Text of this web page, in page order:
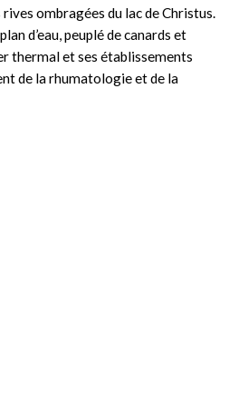
ombragées du lac de Christus.
d’eau, peuplé de canards et
thermal et ses établissements
de la rhumatologie et de la